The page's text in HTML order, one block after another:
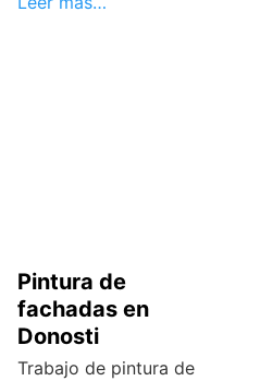
Pintura de
fachadas en
Donosti
Trabajo de pintura de